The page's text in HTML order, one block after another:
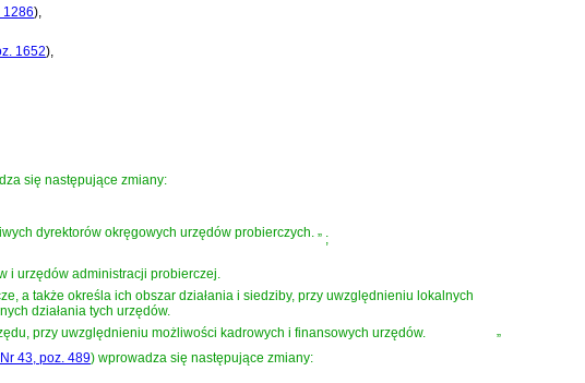
1286),
1652)
się następujące zmiany:
dyrektorów okręgowych urzędów probierczych. ” ;
i urzędów administracji probierczej.
a także określa ich obszar działania i siedziby, przy uwzględnieniu lokalnych
działania tych urzędów.
przy uwzględnieniu możliwości kadrowych i finansowych urzędów.
”
43, poz. 489) wprowadza się następujące zmiany: